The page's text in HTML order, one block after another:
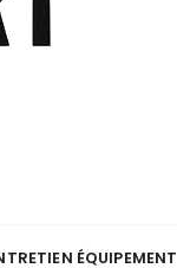
ÉQUIPEMENT